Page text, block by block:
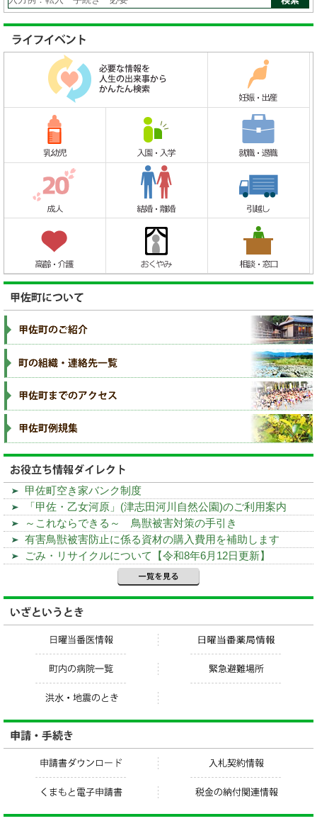
甲佐町空き家バンク制度
「甲佐・乙女河原」(津志田河川自然公園)のご利用案内
～これならできる～ 鳥獣被害対策の手引き
有害鳥獣被害防止に係る資材の購入費用を補助します
ごみ・リサイクルについて【令和8年6月12日更新】